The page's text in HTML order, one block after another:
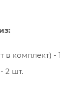
комплект) -
2 шт.